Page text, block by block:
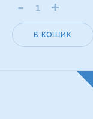
- +
В КОШИК